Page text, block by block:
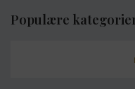
Populære